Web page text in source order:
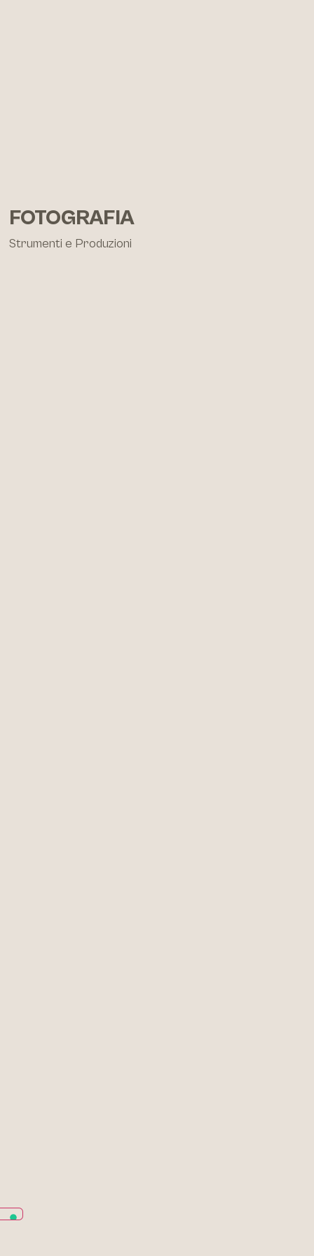
FOTOGRAFIA
Strumenti e Produzioni